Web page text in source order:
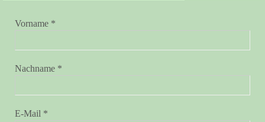
Vorname *
Nachname *
E-Mail *